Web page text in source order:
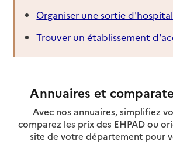
Organiser une sortie
Trouver un établissement
Annuaires et
Avec nos annuaires, simplifiez
comparez les prix des EHPAD ou
site de votre département pour